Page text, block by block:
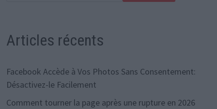
Articles récents
Facebook Accède à Vos Photos Sans Consentement:
Désactivez-le Facilement
Comment tourner la page après une rupture en 2026